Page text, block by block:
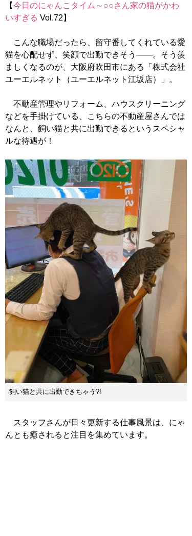
【今日のにゃんこタイム～○○さん家の猫がかわ
いすぎる Vol.72】
こんな職場だったら、留守番してくれている愛
猫を心配せず、笑顔で出勤できそう――。そう羨
ましくなるのが、大阪府吹田市にある「株式会社
ユーエルネット（ユーエルネット江坂店）」。
不動産管理やリフォーム、ハウスクリーニング
などを手掛けている、こちらの不動産屋さんでは
なんと、飼い猫と共に出勤できるというスペシャ
ルな待遇が！
飼い猫と共に出勤できちゃう?!
スタッフさんが日々更新する仕事風景は、にゃ
んとも癒されると注目を集めています。